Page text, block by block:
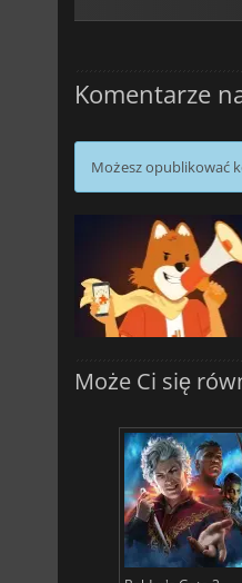
Komentarze
Możesz opublikować
Może Ci się